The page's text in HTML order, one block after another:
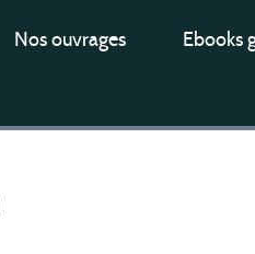
Nos ouvrages Ebooks